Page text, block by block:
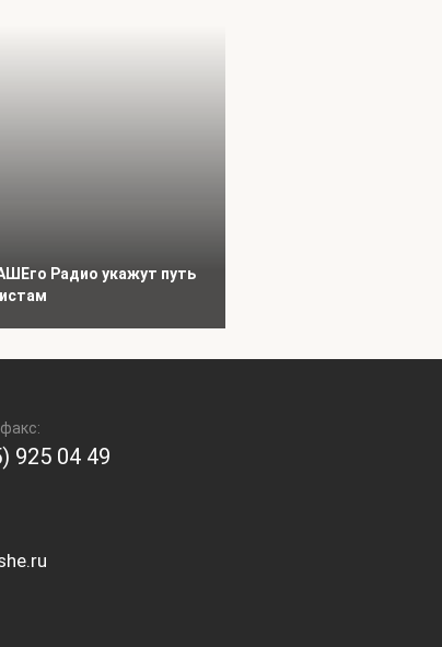
Радио укажут путь
925 04 49